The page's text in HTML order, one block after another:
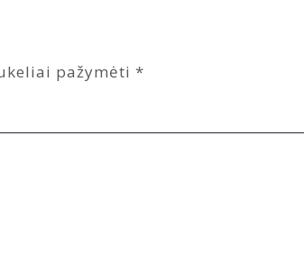
pažymėti *